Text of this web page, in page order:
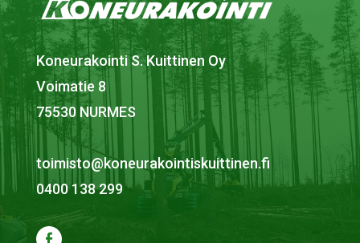
Koneurakointi S. Kuittinen Oy
Voimatie 8
75530 NURMES
toimisto@koneurakointiskuittinen.fi
0400 138 299